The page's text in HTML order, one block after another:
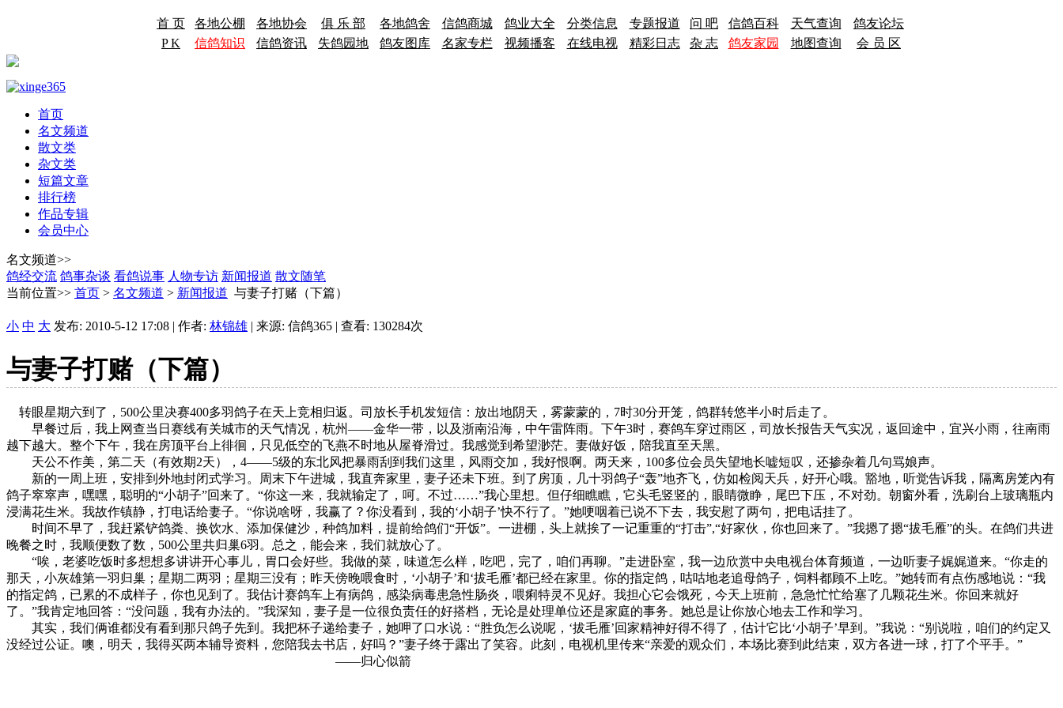
首 页 各地公棚 各地协会 俱 乐 部 各地鸽舍 信鸽商城 鸽业大全 分类信息 专题报道 问 吧 信鸽百科 天气查询
鸽友论坛
P K
信鸽知识 信鸽资讯 失鸽园地 鸽友图库 名家专栏 视频播客 在线电视 精彩日志 杂 志 鸽友家园 地图查询 会 员 区
首页
名文频道
散文类
杂文类
短篇文章
排行榜
作品专辑
会员中心
名文频道>>
鸽经交流 鸽事杂谈 看鸽说事 人物专访 新闻报道 散文随笔
当前位置>> 首页 > 名文频道 > 新闻报道 与妻子打赌（下篇）
小 中 大 发布: 2010-5-12 17:08 | 作者: 林锦雄 | 来源: 信鸽365 | 查看: 130284次
与妻子打赌（下篇）
转眼星期六到了，500公里决赛400多羽鸽子在天上竞相归返。司放长手机发短信：放出地阴天，雾蒙蒙的，7时30分开笼，鸽群转悠半小时后走了。
早餐过后，我上网查当日赛线有关城市的天气情况，杭州——金华一带，以及浙南沿海，中午雷阵雨。下午3时，赛鸽车穿过雨区，司放长报告天气实况，返回途中，宜兴小雨，往南雨
越下越大。整个下午，我在房顶平台上徘徊，只见低空的飞燕不时地从屋脊滑过。我感觉到希望渺茫。妻做好饭，陪我直至天黑。
天公不作美，第二天（有效期2天），4——5级的东北风把暴雨刮到我们这里，风雨交加，我好恨啊。两天来，100多位会员失望地长嘘短叹，还掺杂着几句骂娘声。
新的一周上班，安排到外地封闭式学习。周末下午进城，我直奔家里，妻子还未下班。到了房顶，几十羽鸽子“轰”地齐飞，仿如检阅天兵，好开心哦。豁地，听觉告诉我，隔离房笼內有
鸽子窣窣声，嘿嘿，聪明的“小胡子”回来了。“你这一来，我就输定了，呵。不过……”我心里想。但仔细瞧瞧，它头毛竖竖的，眼睛微睁，尾巴下压，不对劲。朝窗外看，洗刷台上玻璃瓶内
浸满花生米。我故作镇静，打电话给妻子。“你说啥呀，我赢了？你没看到，我的‘小胡子’快不行了。”她哽咽着已说不下去，我安慰了两句，把电话挂了。
时间不早了，我赶紧铲鸽粪、换饮水、添加保健沙，种鸽加料，提前给鸽们“开饭”。一进棚，头上就挨了一记重重的“打击”,“好家伙，你也回来了。”我摁了摁“拔毛雁”的头。在鸽们共进
晚餐之时，我顺便数了数，500公里共归巢6羽。总之，能会来，我们就放心了。
“唉，老婆吃饭时多想想多讲讲开心事儿，胃口会好些。我做的菜，味道怎么样，吃吧，完了，咱们再聊。”走进卧室，我一边欣赏中央电视台体育频道，一边听妻子娓娓道来。“你走的
那天，小灰雄第一羽归巢；星期二两羽；星期三没有；昨天傍晚喂食时，‘小胡子’和‘拔毛雁’都已经在家里。你的指定鸽，咕咕地老追母鸽子，饲料都顾不上吃。”她转而有点伤感地说：“我
的指定鸽，已累的不成样子，你也见到了。我估计赛鸽车上有病鸽，感染病毒患急性肠炎，喂痢特灵不见好。我担心它会饿死，今天上班前，急急忙忙给塞了几颗花生米。你回来就好
了。”我肯定地回答：“没问题，我有办法的。”我深知，妻子是一位很负责任的好搭档，无论是处理单位还是家庭的事务。她总是让你放心地去工作和学习。
其实，我们俩谁都没有看到那只鸽子先到。我把杯子递给妻子，她呷了口水说：“胜负怎么说呢，‘拔毛雁’回家精神好得不得了，估计它比‘小胡子’早到。”我说：“别说啦，咱们的约定又
没经过公证。噢，明天，我得买两本辅导资料，您陪我去书店，好吗？”妻子终于露出了笑容。此刻，电视机里传来“亲爱的观众们，本场比赛到此结束，双方各进一球，打了个平手。”
——归心似箭